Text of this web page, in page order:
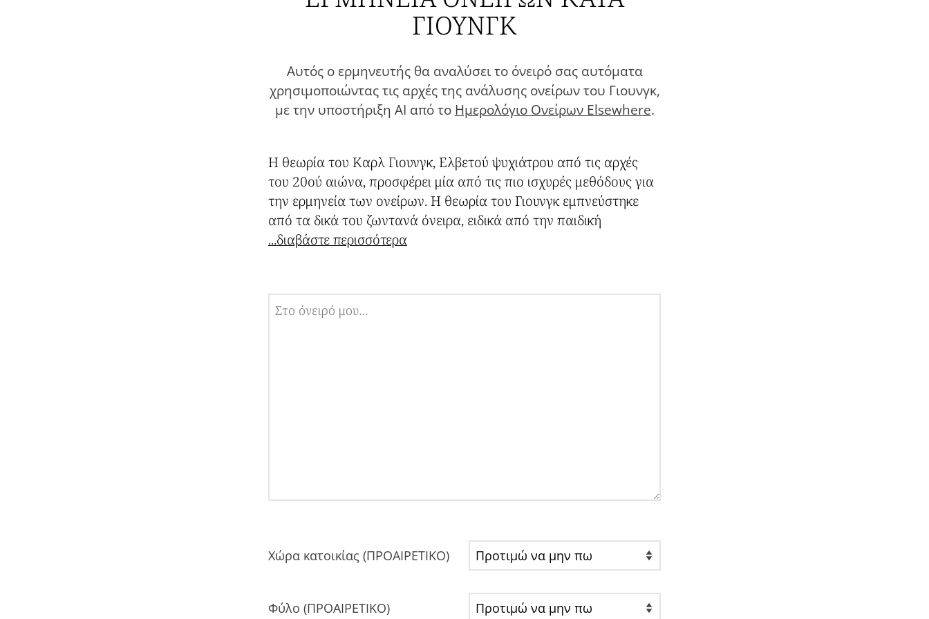
ΓΙΟΥΝΓΚ
Αυτός ο ερμηνευτής θα αναλύσει το όνειρό σας αυτόματα
χρησιμοποιώντας τις αρχές της ανάλυσης ονείρων του Γιουνγκ,
με την υποστήριξη AI από το Ημερολόγιο Ονείρων Elsewhere.
Η θεωρία του Καρλ Γιουνγκ, Ελβετού ψυχιάτρου από τις αρχές
του 20ού αιώνα, προσφέρει μία από τις πιο ισχυρές μεθόδους για
την ερμηνεία των ονείρων. Η θεωρία του Γιουνγκ εμπνεύστηκε
από τα δικά του ζωντανά όνειρα, ειδικά από την παιδική
...διαβάστε περισσότερα
Χώρα κατοικίας (ΠΡΟΑΙΡΕΤΙΚΟ)
Φύλο (ΠΡΟΑΙΡΕΤΙΚΟ)